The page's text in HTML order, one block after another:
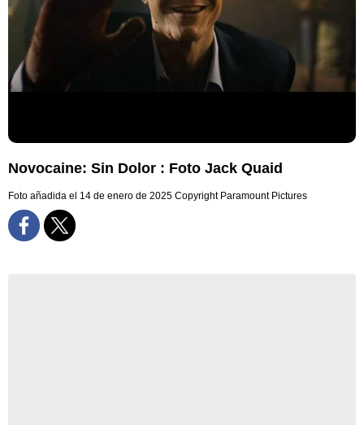
Novocaine: Sin Dolor : Foto Jack Quaid
Foto añadida el 14 de enero de 2025 Copyright Paramount Pictures